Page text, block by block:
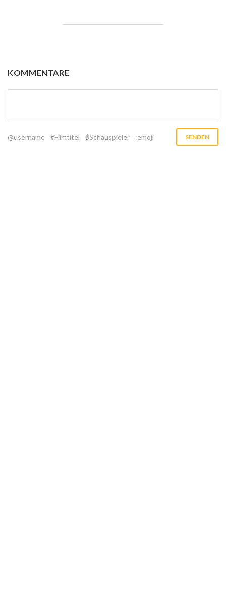
KOMMENTARE
@username #Filmtitel $Schauspieler :emoji